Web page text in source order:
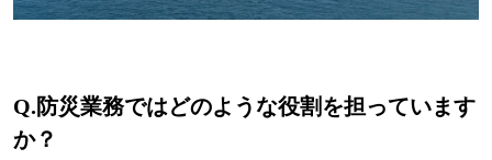
Q.防災業務ではどのような役割を担っています
か？